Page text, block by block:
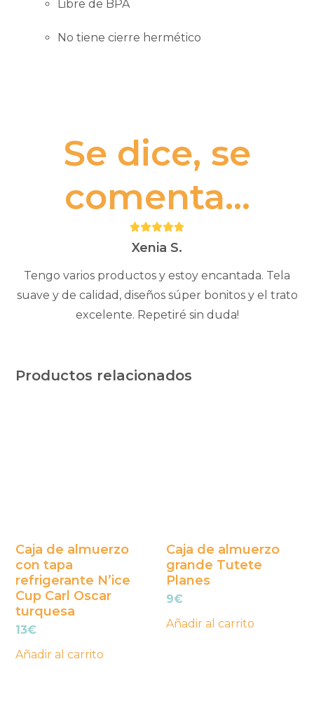
Libre de BPA
No tiene cierre hermético
Se dice, se
comenta...
Puntuación:
5Xenia S.
Tengo varios productos y estoy encantada. Tela
suave y de calidad, diseños súper bonitos y el trato
excelente. Repetiré sin duda!
Productos relacionados
Caja de almuerzo
con tapa
refrigerante N’ice
Cup Carl Oscar
turquesa
13€
Añadir al carrito
Caja de almuerzo
grande Tutete
Planes
9€
Añadir al carrito